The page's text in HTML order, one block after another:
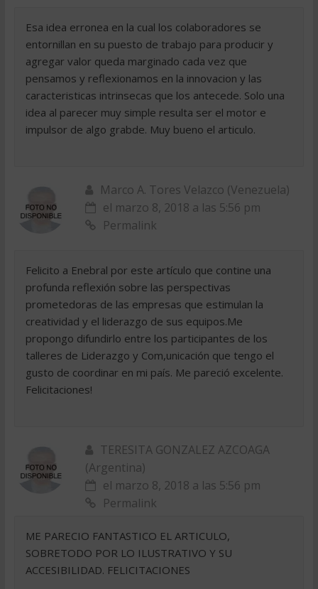
Esa idea erronea en la cual los colaboradores se
entornillan en su puesto de trabajo para producir y
agregar valor queda marginado cada vez que
pensamos y reflexionamos en la innovacion y las
caracteristicas intrinsecas que los antecede. Solo una
idea al parecer muy simple resulta ser el motor e
impulsor de algo grabde. Muy bueno el articulo.
Marco A. Tores Velazco (Venezuela)
el marzo 8, 2018 a las 5:56 pm
Permalink
Felicito a Enebral por este artículo que contine una
profunda reflexión sobre las perspectivas
prometedoras de las empresas que estimulan la
creatividad y el liderazgo de sus equipos.Me
propongo difundirlo entre los participantes de los
talleres de Liderazgo y Com,unicación que tengo el
gusto de coordinar en mi país. Me pareció excelente.
Felicitaciones!
TERESITA GONZALEZ AZCOAGA
(Argentina)
el marzo 8, 2018 a las 5:56 pm
Permalink
ME PARECIO FANTASTICO EL ARTICULO,
SOBRETODO POR LO ILUSTRATIVO Y SU
ACCESIBILIDAD. FELICITACIONES